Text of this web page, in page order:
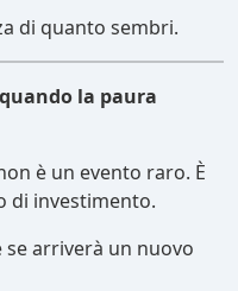
di quanto sembri.
la paura
è un evento raro. È
di investimento.
se arriverà un nuovo